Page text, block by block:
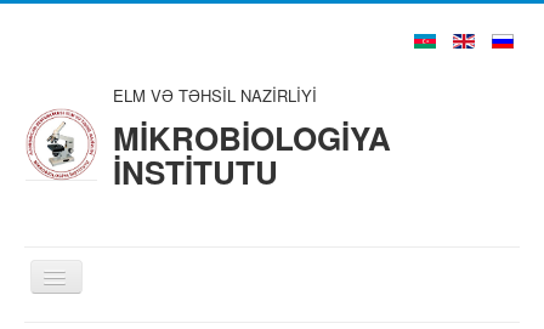
ELM VƏ TƏHSİL NAZİRLİYİ
MİKROBİOLOGİYA
İNSTİTUTU
Toggle
Navigation